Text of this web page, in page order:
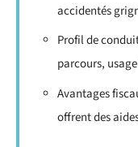
accidentés
Profil de
parcours,
Avantages
offrent des